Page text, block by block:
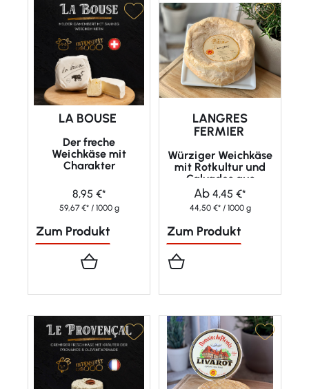
LA BOUSE
Der freche
Weichkäse mit
Charakter
8,95 €*
59,67 €* / 1000 g
Zum Produkt
LANGRES
FERMIER
Würziger Weichkäse
mit Rotkultur und
Calvados aus
Frankreich
Ab 4,45 €*
44,50 €* / 1000 g
Zum Produkt